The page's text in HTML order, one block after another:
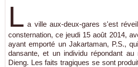
L a ville aux-deux-gares s'est
consternation, ce jeudi 15 août 2014,
ayant emporté un Jakartaman, P.S.,
dansante, et un individu répondant
Dieng. Les faits tragiques se sont